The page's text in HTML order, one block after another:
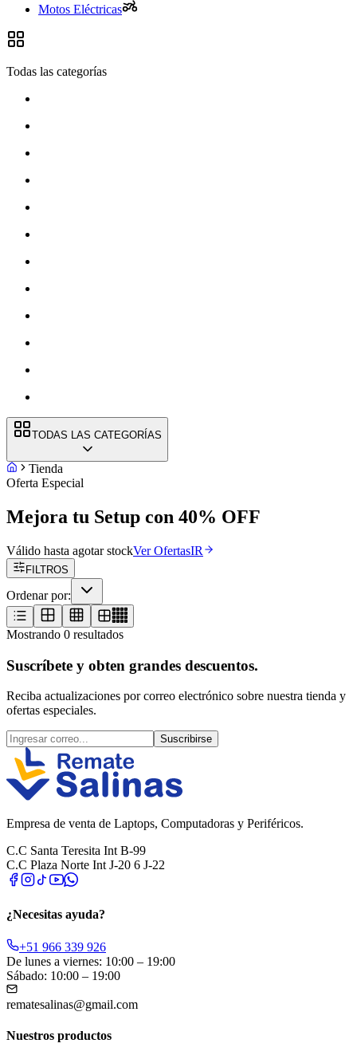
Motos Eléctricas
Todas las categorías
TODAS LAS CATEGORÍAS
Tienda
Oferta Especial
Mejora tu Setup con 40% OFF
Válido hasta agotar stockVer OfertasIR
FILTROS
Ordenar por:
Mostrando 0 resultados
Suscríbete y obten grandes descuentos.
Reciba actualizaciones por correo electrónico sobre nuestra tienda y
ofertas especiales.
Suscribirse
Empresa de venta de Laptops, Computadoras y Periféricos.
C.C Santa Teresita Int B-99
C.C Plaza Norte Int J-20 6 J-22
¿Necesitas ayuda?
+51 966 339 926
De lunes a viernes: 10:00 – 19:00
Sábado: 10:00 – 19:00
rematesalinas@gmail.com
Nuestros productos